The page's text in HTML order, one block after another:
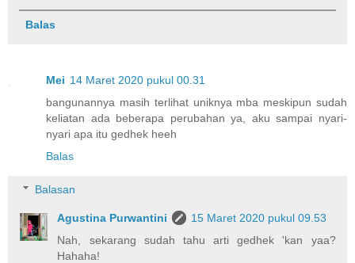
Balas
Mei 14 Maret 2020 pukul 00.31
bangunannya masih terlihat uniknya mba meskipun sudah
keliatan ada beberapa perubahan ya, aku sampai nyari-
nyari apa itu gedhek heeh
Balas
Balasan
Agustina Purwantini
15 Maret 2020 pukul 09.53
Nah, sekarang sudah tahu arti gedhek 'kan yaa?
Hahaha!